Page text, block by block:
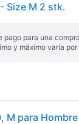
Size M 2 stk.
para una
y máximo varía
M para Hombre